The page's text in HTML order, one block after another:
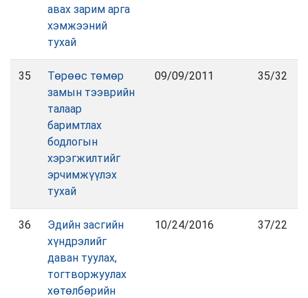
авах зарим арга
хэмжээний
тухай
35
Төрөөс төмөр
замын тээврийн
талаар
баримтлах
бодлогын
хэрэгжилтийг
эрчимжүүлэх
тухай
09/09/2011 35/32
36
Эдийн засгийн
хүндрэлийг
даван туулах,
тогтворжуулах
хөтөлбөрийн
10/24/2016 37/22